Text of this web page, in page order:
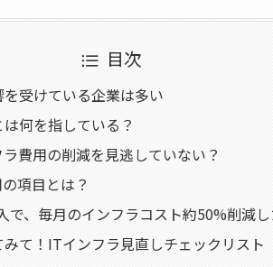
目次
受けている企業は多い
何を指している？
費用の削減を見逃していない？
項目とは？
で、毎月のインフラコスト約50%削減し
て！ITインフラ見直しチェックリスト